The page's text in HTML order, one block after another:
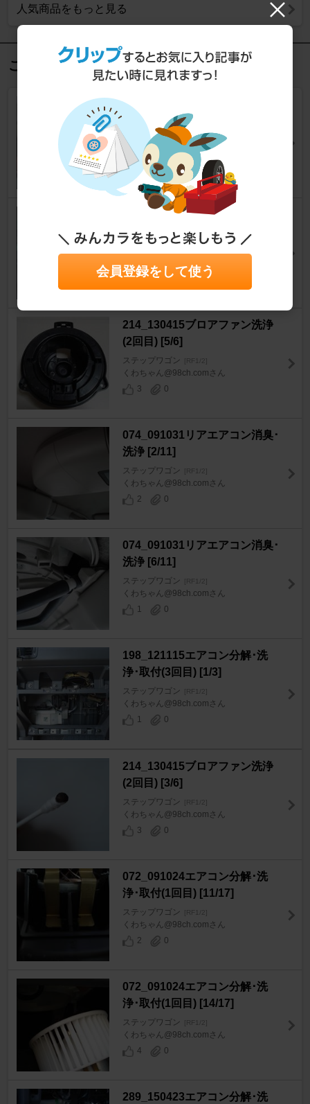
人気商品をもっと見る
この記事を見た人におすすめ
072_091024エアコン分解･洗
浄･取付(1回目) [16/17]
ステップワゴン [RF1/2]
くわちゃん@98ch.comさん
0
214_130415ブロアファン洗浄
(2回目) [6/6]
くわちゃん@98ch.comさん
4
0
214_130415ブロアファン洗浄
(2回目) [5/6]
ステップワゴン [RF1/2]
くわちゃん@98ch.comさん
3
0
074_091031リアエアコン消臭･
洗浄 [2/11]
ステップワゴン [RF1/2]
くわちゃん@98ch.comさん
2
0
074_091031リアエアコン消臭･
洗浄 [6/11]
ステップワゴン [RF1/2]
くわちゃん@98ch.comさん
1
0
198_121115エアコン分解･洗
浄･取付(3回目) [1/3]
ステップワゴン [RF1/2]
くわちゃん@98ch.comさん
1
0
214_130415ブロアファン洗浄
(2回目) [3/6]
ステップワゴン [RF1/2]
くわちゃん@98ch.comさん
3
0
072_091024エアコン分解･洗
浄･取付(1回目) [11/17]
ステップワゴン [RF1/2]
くわちゃん@98ch.comさん
2
0
072_091024エアコン分解･洗
浄･取付(1回目) [14/17]
ステップワゴン [RF1/2]
くわちゃん@98ch.comさん
4
0
289_150423エアコン分解･洗
会員登録をして使う